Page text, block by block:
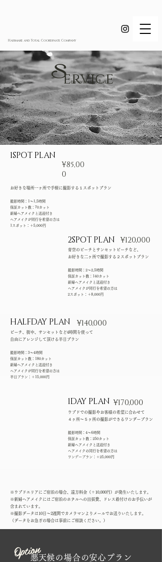
Hairmake and Total Coordinate Company
​ ervice
S by welina bali
​1SPOT PLAN
¥85,00
0
お好きな場所一ヶ所で手軽に撮影する１スポットプラン
撮影時間：1～1,5時間
保証カット数：70カット
新婦ヘアメイクと送迎付き
ヘアメイクが同行を希望の方は
1スポット：＋5,000円
​2SPOT PLAN ¥120,000
青空のビーチとサンセットビーチなど、
お好きな二ヶ所で撮影する２スポットプラン
撮影時間：2～2,5時間
保証カット数：140カット
新婦ヘアメイクと送迎付き
ヘアメイクが同行を希望の方は
2スポット：＋8,000円
HALFDAY PLAN ​¥140,000
ビーチ、街中、サンセットなど4時間を使って
自由にアレンジして頂ける半日プラン
撮影時間：3～4時間
保証カット数：180カット
新婦ヘアメイクと送迎付き
ヘアメイクが同行を希望の方は
半日プラン：＋15,000円
​1DAY PLAN ¥170,000
ウブドでの撮影やお客様の希望に合わせて
４ヶ所～５ヶ所の撮影ができるワンデープラン
撮影時間：4～6時間
保証カット数：250カット
新婦ヘアメイクと送迎付き
ヘアメイクの同行を希望の方は
ワンデープラン：＋25,000円
※ウブドエリアにご宿泊の場合、遠方料金（＋10,000円）が発生いたします。
※新婦ヘアメイクにはご宿泊のホテルへの出張費、ドレス着付けのお手伝いが
含まれています。
※撮影データは10日～2週間でカメラマンよりメールでお送りいたします。
（データをお急ぎの場合は事前にご相談ください。）
​Option​悪天候の場合の安心プラン